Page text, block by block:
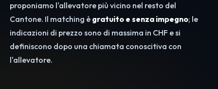
proponiamo l'allevatore più vicino nel resto del
Cantone. Il matching è gratuito e senza impegno; le
indicazioni di prezzo sono di massima in CHF e si
definiscono dopo una chiamata conoscitiva con
l'allevatore.